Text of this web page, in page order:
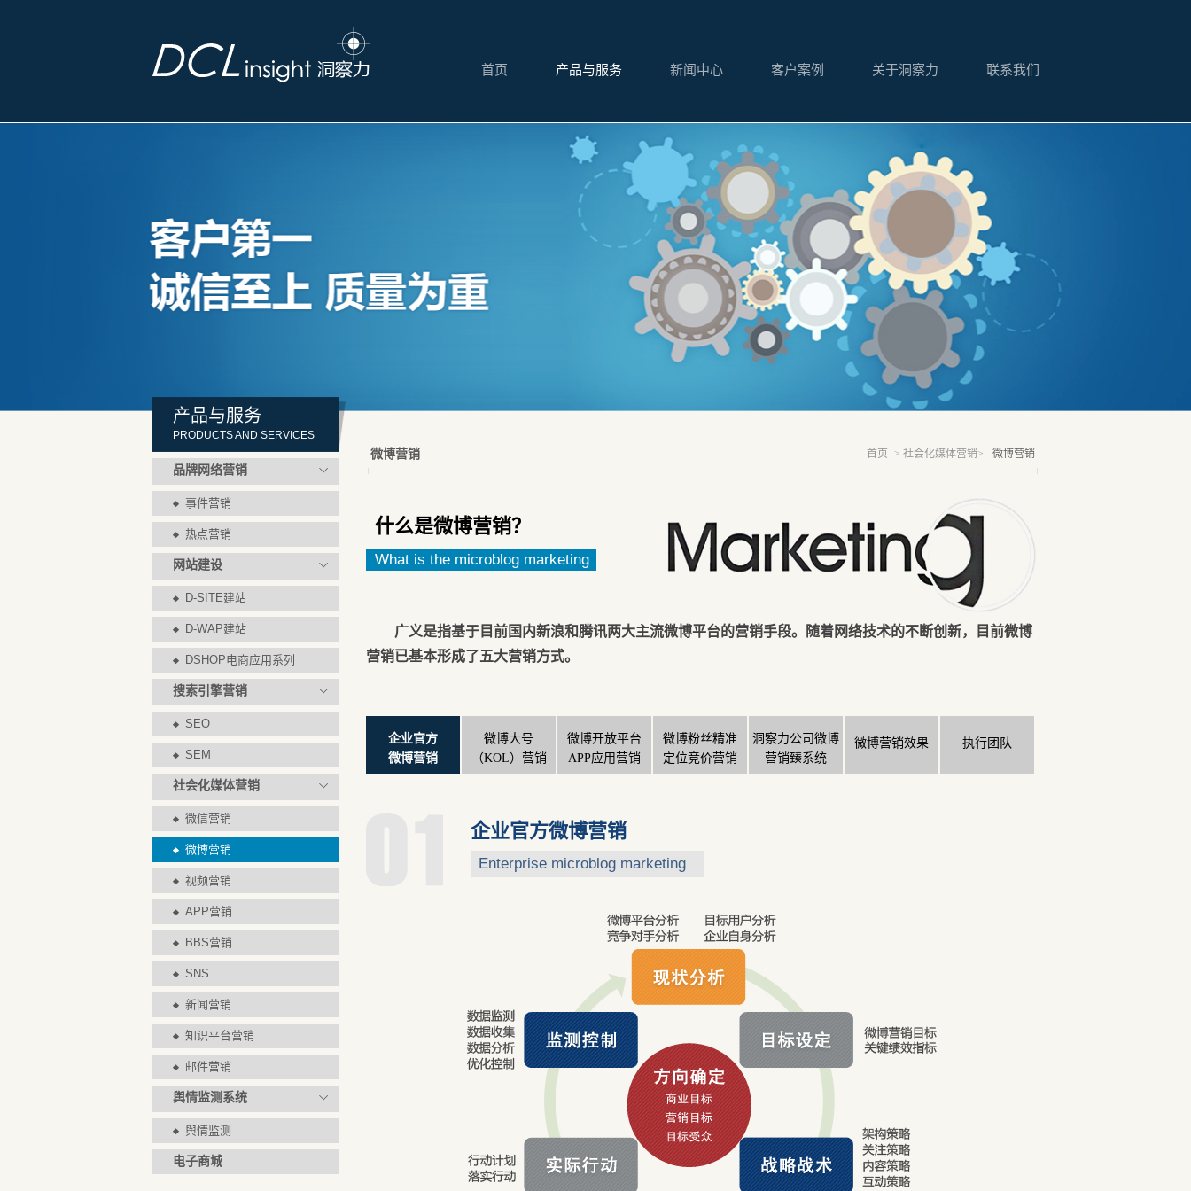
首页 产品与服务 新闻中心 客户案例 关于洞察力 联系我们
产品与服务
PRODUCTS AND SERVICES
品牌网络营销
事件营销
热点营销
网站建设
D-SITE建站
D-WAP建站
DSHOP电商应用系列
搜索引擎营销
SEO
SEM
社会化媒体营销
微信营销
微博营销
视频营销
APP营销
BBS营销
SNS
新闻营销
知识平台营销
邮件营销
舆情监测系统
舆情监测
电子商城
微博营销 首页 > 社会化媒体营销> 微博营销
什么是微博营销？
What is the microblog marketing
广义是指基于目前国内新浪和腾讯两大主流微博平台的营销手段。随着网络技术的不断创新，目前微博
营销已基本形成了五大营销方式。
企业官方
微博营销
微博大号
（KOL）营销
微博开放平台
APP应用营销
微博粉丝精准
定位竞价营销
洞察力公司微博
营销臻系统
微博营销效果 执行团队
企业官方微博营销
Enterprise microblog marketing